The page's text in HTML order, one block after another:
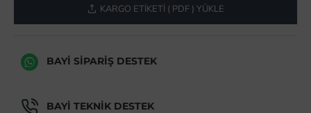
KARGO ETIKETI ( PDF ) YÜKLE
BAYI SIPARIŞ DESTEK
BAYI TEKNIK DESTEK